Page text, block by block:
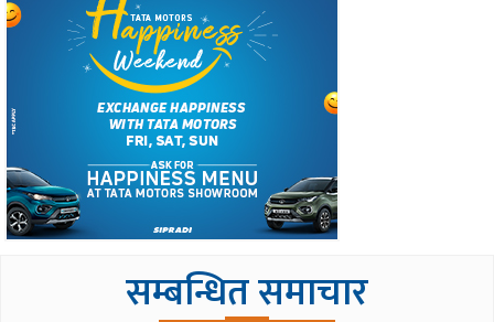
सम्बन्धित समाचार